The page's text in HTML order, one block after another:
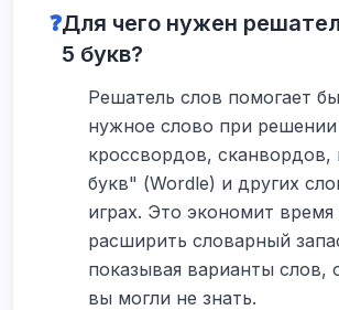
❓Для чего нужен
5 букв?
Решатель слов помогает
нужное слово при решении
кроссвордов, сканвордов,
букв" (Wordle) и других
играх. Это экономит время
расширить словарный
показывая варианты слов,
вы могли не знать.